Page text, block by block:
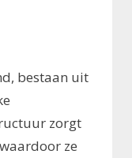
bestaan uit
zorgt
ze